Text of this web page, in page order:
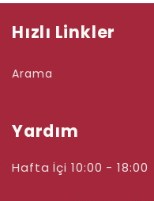
Hızlı Linkler
Arama
Yardım
Hafta İçi 10:00 - 18:00